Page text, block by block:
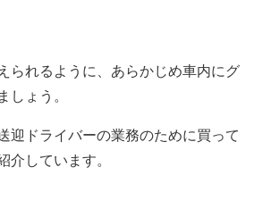
られるように、あらかじめ車内にグ
しょう。
迎ドライバーの業務のために買って
介しています。